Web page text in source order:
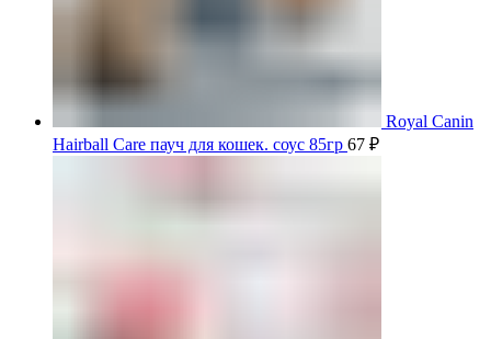
Royal Canin
Hairball Care пауч для кошек. соус 85гр 67 ₽